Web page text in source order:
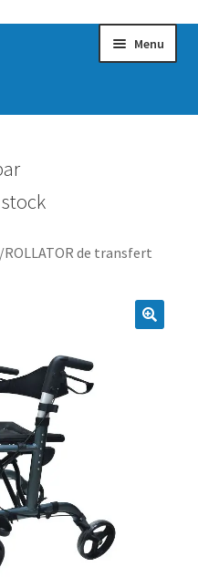
Menu
ROLLATOR de transfert